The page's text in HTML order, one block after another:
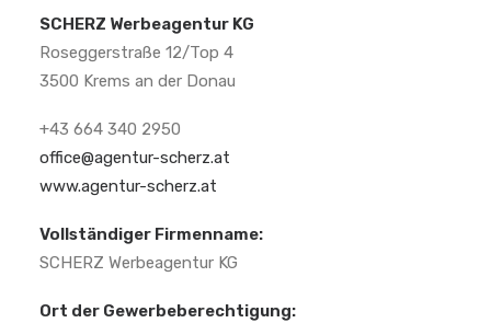
DAS MAGAZIN
SCHERZ Werbeagentur KG
Roseggerstraße 12/Top 4
3500 Krems an der Donau
+43 664 340 2950
office@agentur-scherz.at
www.agentur-scherz.at
Vollständiger Firmenname:
SCHERZ Werbeagentur KG
Ort der Gewerbeberechtigung: